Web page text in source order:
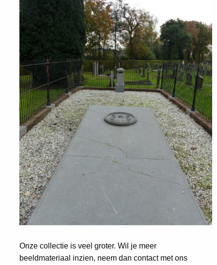
Onze collectie is veel groter. Wil je meer
beeldmateriaal inzien, neem dan contact met ons